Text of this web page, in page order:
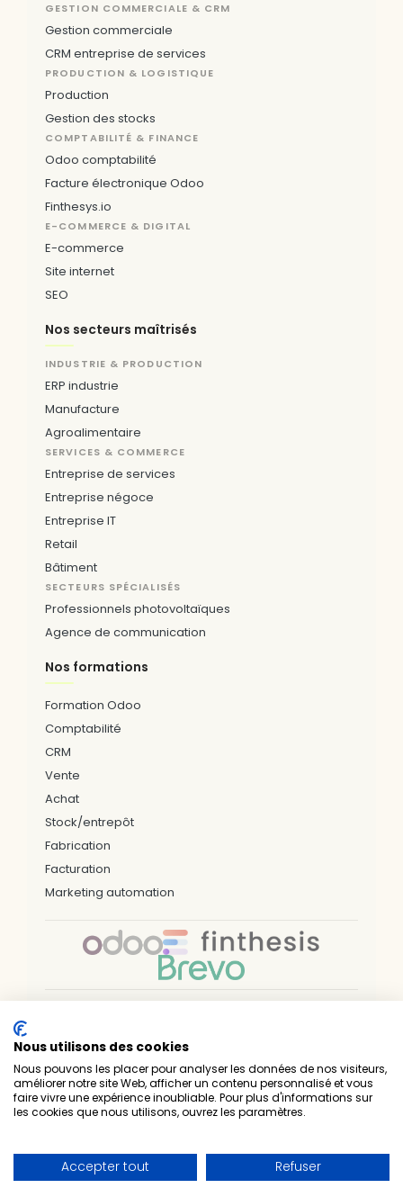
GESTION COMMERCIALE & CRM
Gestion commerciale
CRM entreprise de services
PRODUCTION & LOGISTIQUE
Production
Gestion des stocks
COMPTABILITÉ & FINANCE
Odoo comptabilité
Facture électronique Odoo
Finthesys.io
E-COMMERCE & DIGITAL
E-commerce
Site internet
SEO
Nos secteurs maîtrisés
INDUSTRIE & PRODUCTION
ERP industrie
Manufacture
Agroalimentaire
SERVICES & COMMERCE
Entreprise de services
Entreprise négoce
Entreprise IT
Retail
Bâtiment
SECTEURS SPÉCIALISÉS
Professionnels photovoltaïques
Agence de communication
Nos formations
Formation Odoo
Comptabilité
CRM
Vente
Achat
Stock/entrepôt
Fabrication
Facturation
Marketing automation
LILLE ARRAS DUNKERQUE
SAINT-BRIEUC
LAVAL LUXEMBOURG
Prelium — Experts techniques & métiers • Intégrateur
Politique de confidentialité•Certificat Qualiopi
2026Prelium. Tous droits réservés
Nous utilisons des cookies
Nous pouvons les placer pour analyser les données de nos visiteurs,
améliorer notre site Web, afficher un contenu personnalisé et vous
faire vivre une expérience inoubliable. Pour plus d'informations sur
les cookies que nous utilisons, ouvrez les paramètres.
Accepter tout Refuser